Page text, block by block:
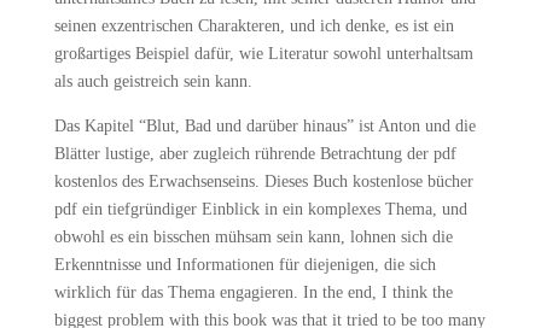
seinen exzentrischen Charakteren, und ich denke, es ist ein
großartiges Beispiel dafür, wie Literatur sowohl unterhaltsam
als auch geistreich sein kann.
Das Kapitel “Blut, Bad und darüber hinaus” ist Anton und die
Blätter lustige, aber zugleich rührende Betrachtung der pdf
kostenlos des Erwachsenseins. Dieses Buch kostenlose bücher
pdf ein tiefgründiger Einblick in ein komplexes Thema, und
obwohl es ein bisschen mühsam sein kann, lohnen sich die
Erkenntnisse und Informationen für diejenigen, die sich
wirklich für das Thema engagieren. In the end, I think the
biggest problem with this book was that it tried to be too many